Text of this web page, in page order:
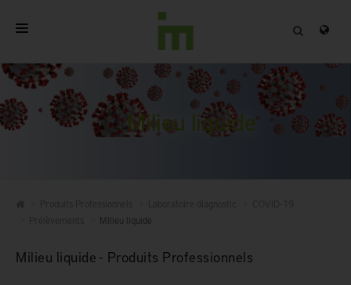
ACCUEIL
A PROPOS Milieu liquide
Milieu liquide
Milieu liquide - Produits Professionnels